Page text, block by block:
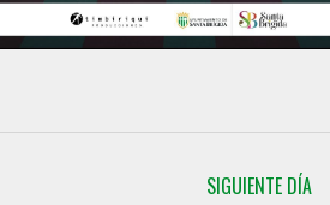
SIGUIENTE DÍA